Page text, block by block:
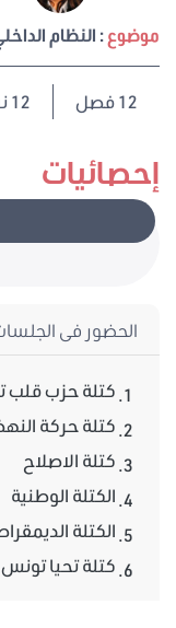
إحصائيات
1. كتلة حزب قلب
2. كتلة حركة
3. كتلة الاصلاح
4. الكتلة الوطنية
5. الكتلة
6. كتلة تحيا تونس
موضوع: النظام
12فصل 12 نشريات